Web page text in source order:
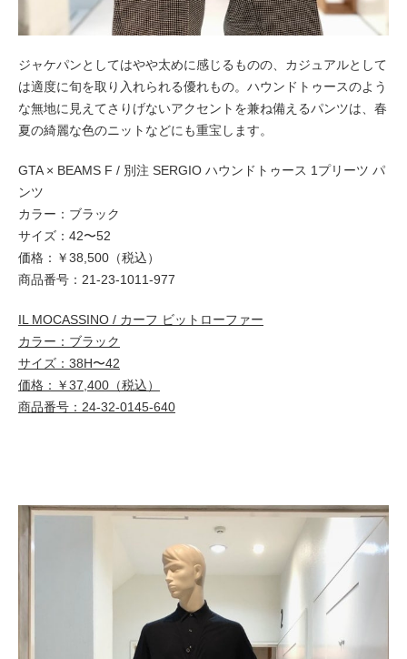
ジャケパンとしてはやや太めに感じるものの、カジュアルとして
は適度に旬を取り入れられる優れもの。ハウンドトゥースのよう
な無地に見えてさりげないアクセントを兼ね備えるパンツは、春
夏の綺麗な色のニットなどにも重宝します。
GTA × BEAMS F / 別注 SERGIO ハウンドトゥース 1プリーツ パ
ンツ
カラー：ブラック
サイズ：42〜52
価格：￥38,500（税込）
商品番号：21-23-1011-977
IL MOCASSINO / カーフ ビットローファー
カラー：ブラック
サイズ：38H〜42
価格：￥37,400（税込）
商品番号：24-32-0145-640